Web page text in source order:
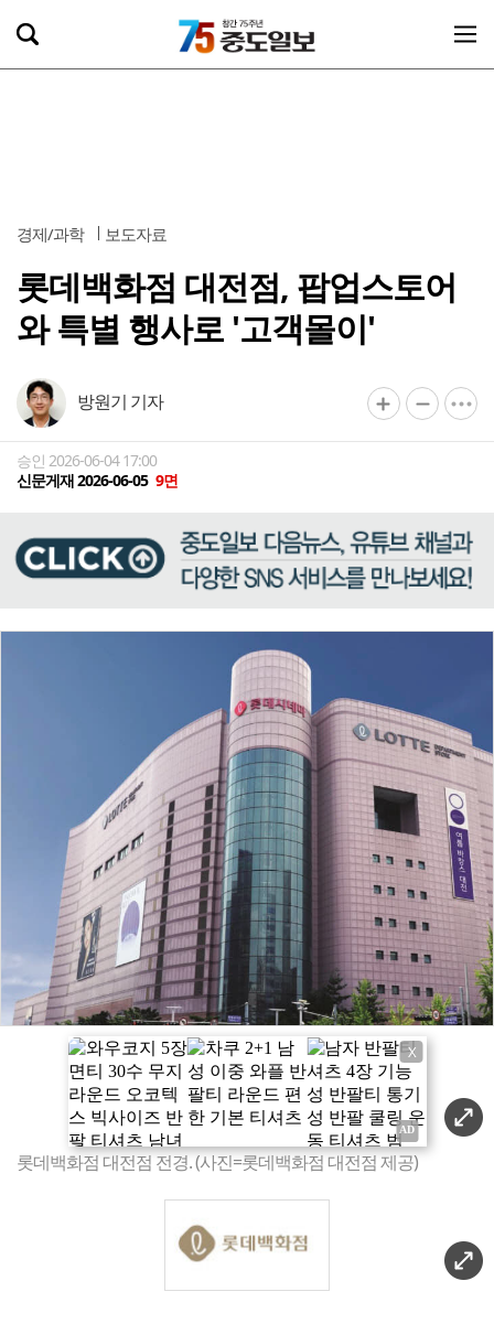
경제/과학 보도자료
롯데백화점 대전점, 팝업스토어
와 특별 행사로 '고객몰이'
방원기 기자
승인 2026-06-04 17:00
신문게재 2026-06-05 9면
X
롯데백화점 대전점 전경. (사진=롯데백화점 대전점 제공)